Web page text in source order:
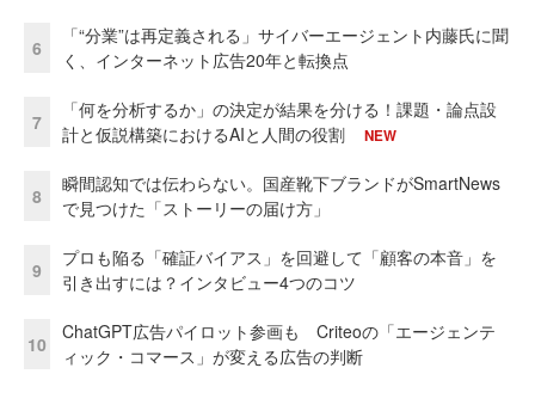
6
「“分業”は再定義される」サイバーエージェント内藤氏に聞
く、インターネット広告20年と転換点
7
「何を分析するか」の決定が結果を分ける！課題・論点設
計と仮説構築におけるAIと人間の役割
NEW
8
瞬間認知では伝わらない。国産靴下ブランドがSmartNews
で見つけた「ストーリーの届け方」
9
プロも陥る「確証バイアス」を回避して「顧客の本音」を
引き出すには？インタビュー4つのコツ
10
ChatGPT広告パイロット参画も Criteoの「エージェンテ
ィック・コマース」が変える広告の判断